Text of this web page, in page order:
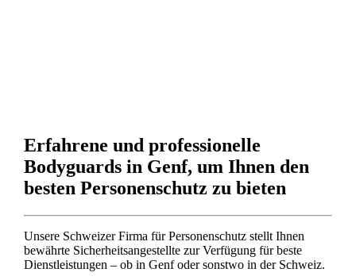
Erfahrene und professionelle
Bodyguards in Genf, um Ihnen den
besten Personenschutz zu bieten
Unsere Schweizer Firma für Personenschutz stellt Ihnen
bewährte Sicherheitsangestellte zur Verfügung für beste
Dienstleistungen – ob in Genf oder sonstwo in der Schweiz.